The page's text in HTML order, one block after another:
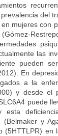
del
mujeres con
las
pueden
En
a la
y desde el
puede
esta
y
(5HTTLPR) en